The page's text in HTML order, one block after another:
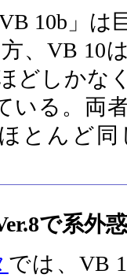
10b」は
、VB 10
どしかな
いる。両
とんど
で系外
では、VB